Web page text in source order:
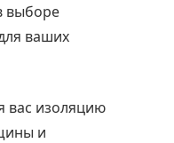
выборе
ваших
вас изоляцию
и